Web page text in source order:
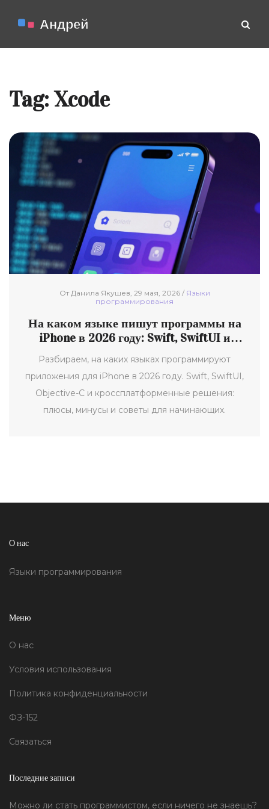
Tag: Xcode
От Данила Якушев, 29 мая, 2026 / Языки
программирования
На каком языке пишут программы на
iPhone в 2026 году: Swift, SwiftUI и
Разбираем, на каких языках программируют
приложения для iPhone в 2026 году. Swift, SwiftUI,
Objective-C и кроссплатформенные решения:
плюсы, минусы и советы для начинающих.
О нас
Языки программирования
Меню
О нас
Условия использования
Политика конфиденциальности
ФЗ-152
Связаться
Последние записи
Можно ли стать программистом, если ничего не знаешь?